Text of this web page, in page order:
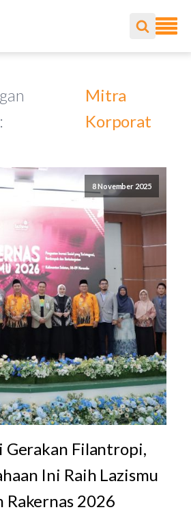
Mitra
Korporat
8 November 2025
Gerakan Filantropi,
Ini Raih Lazismu
Rakernas 2026